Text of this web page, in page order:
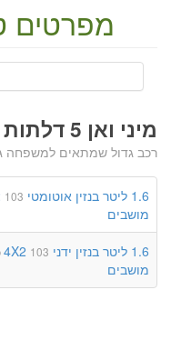
מפרטים
מיני ואן 5 דלתות
רכב גדול שמתאים למשפחה
1.6 ליטר בנזין אוטומטי 103 כ"ס
מושבים
1.6 ליטר בנזין ידני 4X2 103 כ"ס
מושבים